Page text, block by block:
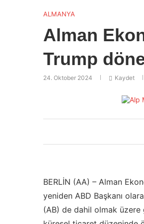
ALMANYA
Alman
Trump
24. Oktober 2024 Kaydet
BERLİN (AA) – Alman
yeniden ABD Başkanı
(AB) de dahil olmak